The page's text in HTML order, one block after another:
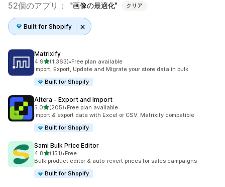
52個のアプリ： 画像の最適化 クリア
Built for Shopify
Matrixify
4.95つ星中
(1,363)
合計レビュー数：1363件
•Free plan available
Import, Export, Update and Migrate your store data in bulk
Built for Shopify
Altera ‑ Export and Import
5.05つ星中
(205)
合計レビュー数：205件
•Free plan available
Import & export data with Excel or CSV. Matrixify compatible
Built for Shopify
Sami Bulk Price Editor
4.85つ星中
(151)
合計レビュー数：151件
•Free
Bulk product editor & auto-revert prices for sales campaigns
Built for Shopify